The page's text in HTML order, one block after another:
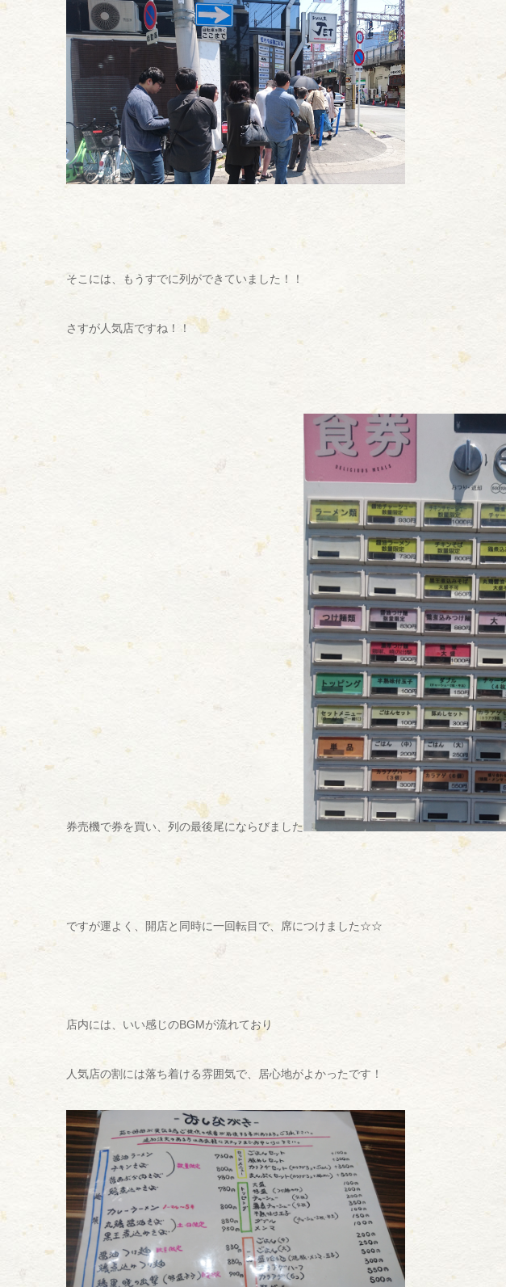
そこには、もうすでに列ができていました！！
さすが人気店ですね！！
券売機で券を買い、列の最後尾にならびました
ですが運よく、開店と同時に一回転目で、席につけました☆☆
店内には、いい感じのBGMが流れており
人気店の割には落ち着ける雰囲気で、居心地がよかったです！